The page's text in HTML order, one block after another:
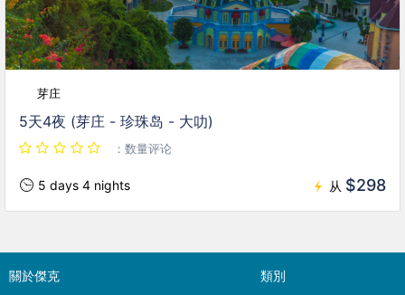
芽庄
5天4夜 (芽庄 - 珍珠岛 - 大叻)
：数量评论
5 days 4 nights 从 $298
關於傑克 類別